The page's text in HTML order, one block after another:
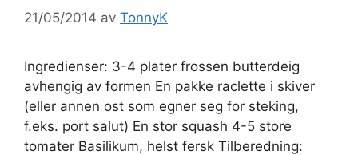
21/05/2014 av TonnyK
Ingredienser: 3-4 plater frossen butterdeig
avhengig av formen En pakke raclette i skiver
(eller annen ost som egner seg for steking,
f.eks. port salut) En stor squash 4-5 store
tomater Basilikum, helst fersk Tilberedning: